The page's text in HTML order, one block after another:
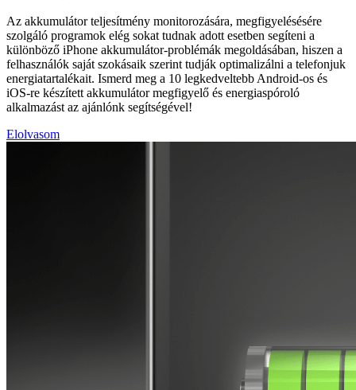
Az akkumulátor teljesítmény monitorozására, megfigyelésésére
szolgáló programok elég sokat tudnak adott esetben segíteni a
különböző iPhone akkumulátor-problémák megoldásában, hiszen a
felhasználók saját szokásaik szerint tudják optimalizálni a telefonjuk
energiatartalékait. Ismerd meg a 10 legkedveltebb Android-os és
iOS-re készített akkumulátor megfigyelő és energiaspóroló
alkalmazást az ajánlónk segítségével!
Elolvasom